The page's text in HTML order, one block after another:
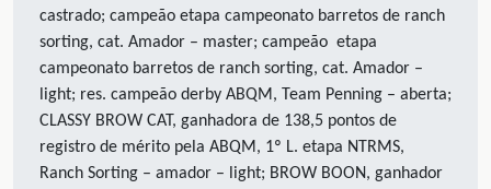
castrado; campeão etapa campeonato barretos de ranch
sorting, cat. Amador – master; campeão etapa
campeonato barretos de ranch sorting, cat. Amador –
light; res. campeão derby ABQM, Team Penning – aberta;
CLASSY BROW CAT, ganhadora de 138,5 pontos de
registro de mérito pela ABQM, 1º L. etapa NTRMS,
Ranch Sorting – amador – light; BROW BOON, ganhador